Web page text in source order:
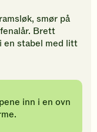
smør på
Brett
en stabel med litt
inn i en ovn